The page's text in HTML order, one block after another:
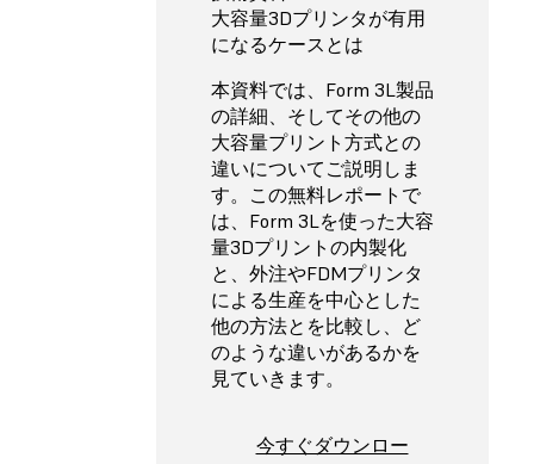
大容量3Dプリンタが有用
になるケースとは
本資料では、Form 3L製品
の詳細、そしてその他の
大容量プリント方式との
違いについてご説明しま
す。この無料レポートで
は、Form 3Lを使った大容
量3Dプリントの内製化
と、外注やFDMプリンタ
による生産を中心とした
他の方法とを比較し、ど
のような違いがあるかを
見ていきます。
今すぐダウンロー